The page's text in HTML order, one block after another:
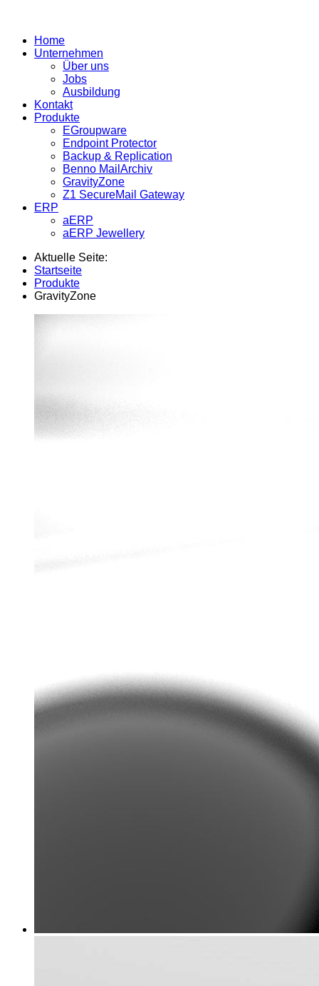
Home
Unternehmen
Über uns
Jobs
Ausbildung
Kontakt
Produkte
EGroupware
Endpoint Protector
Backup & Replication
Benno MailArchiv
GravityZone
Z1 SecureMail Gateway
ERP
aERP
aERP Jewellery
Aktuelle Seite:
Startseite
Produkte
GravityZone